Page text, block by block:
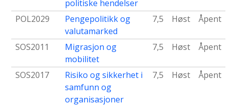
politiske hendelser
POL2029
Pengepolitikk og
valutamarked
7,5 Høst Åpent
SOS2011
Migrasjon og
mobilitet
7,5 Høst Åpent
SOS2017
Risiko og sikkerhet i
samfunn og
organisasjoner
7,5 Høst Åpent